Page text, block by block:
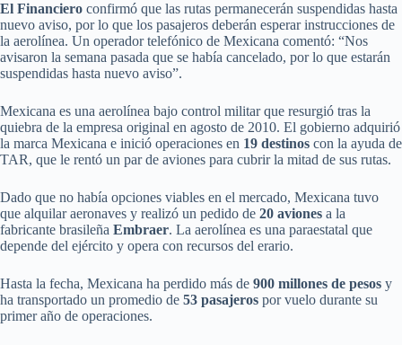
El Financiero confirmó que las rutas permanecerán suspendidas hasta
nuevo aviso, por lo que los pasajeros deberán esperar instrucciones de
la aerolínea. Un operador telefónico de Mexicana comentó: “Nos
avisaron la semana pasada que se había cancelado, por lo que estarán
suspendidas hasta nuevo aviso”.
Mexicana es una aerolínea bajo control militar que resurgió tras la
quiebra de la empresa original en agosto de 2010. El gobierno adquirió
la marca Mexicana e inició operaciones en 19 destinos con la ayuda de
TAR, que le rentó un par de aviones para cubrir la mitad de sus rutas.
Dado que no había opciones viables en el mercado, Mexicana tuvo
que alquilar aeronaves y realizó un pedido de 20 aviones a la
fabricante brasileña Embraer. La aerolínea es una paraestatal que
depende del ejército y opera con recursos del erario.
Hasta la fecha, Mexicana ha perdido más de 900 millones de pesos y
ha transportado un promedio de 53 pasajeros por vuelo durante su
primer año de operaciones.